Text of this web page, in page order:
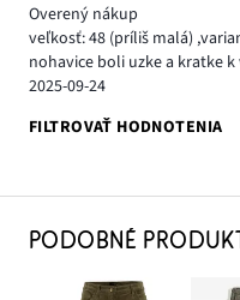
Overený nákup
veľkosť: 48 (príliš malá) ,
nohavice boli uzke a kratke
2025-09-24
FILTROVAŤ HODNOTENIA
PODOBNÉ